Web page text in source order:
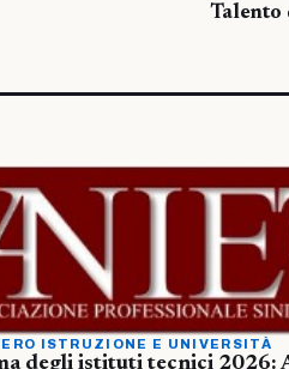
Talento
ISTRUZIONE E UNIVERSITÀ
degli istituti tecnici 2026: